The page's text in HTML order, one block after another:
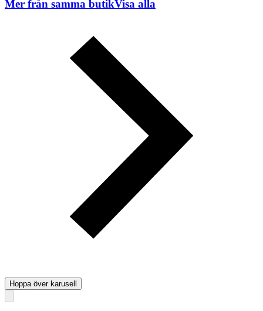
Mer från samma butikVisa alla
Hoppa över karusell